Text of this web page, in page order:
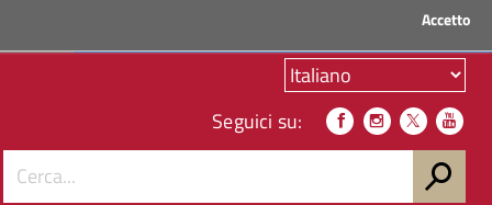
Accetto
Seguici su: